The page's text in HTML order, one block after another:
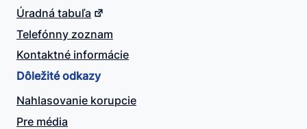
Úradná tabuľa
Telefónny zoznam
Kontaktné informácie
Dôležité odkazy
Nahlasovanie korupcie
Pre média